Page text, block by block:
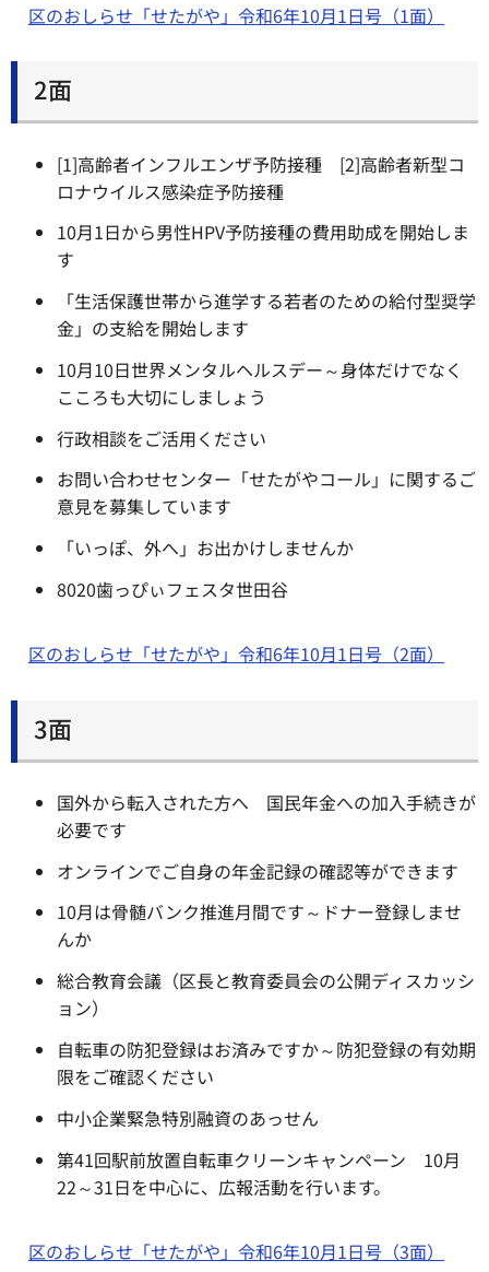
区のおしらせ「せたがや」令和6年10月1日号（1面）
2面
[1]高齢者インフルエンザ予防接種 [2]高齢者新型コ
ロナウイルス感染症予防接種
10月1日から男性HPV予防接種の費用助成を開始しま
す
「生活保護世帯から進学する若者のための給付型奨学
金」の支給を開始します
10月10日世界メンタルヘルスデー～身体だけでなく
こころも大切にしましょう
行政相談をご活用ください
お問い合わせセンター「せたがやコール」に関するご
意見を募集しています
「いっぽ、外へ」お出かけしませんか
8020歯っぴぃフェスタ世田谷
区のおしらせ「せたがや」令和6年10月1日号（2面）
3面
国外から転入された方へ 国民年金への加入手続きが
必要です
オンラインでご自身の年金記録の確認等ができます
10月は骨髄バンク推進月間です～ドナー登録しませ
んか
総合教育会議（区長と教育委員会の公開ディスカッシ
ョン）
自転車の防犯登録はお済みですか～防犯登録の有効期
限をご確認ください
中小企業緊急特別融資のあっせん
第41回駅前放置自転車クリーンキャンペーン 10月
22～31日を中心に、広報活動を行います。
区のおしらせ「せたがや」令和6年10月1日号（3面）